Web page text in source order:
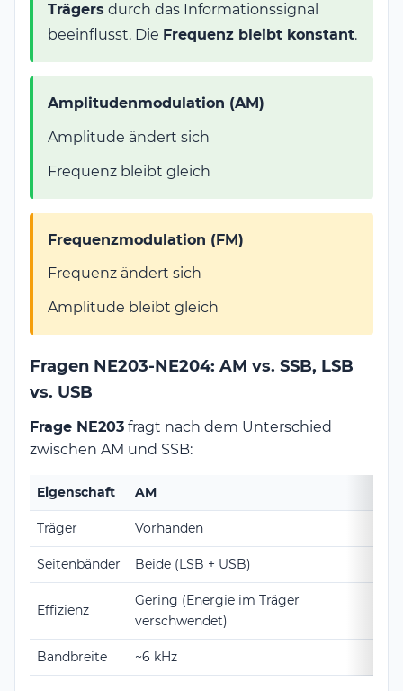
Trägers durch das Informationssignal
beeinflusst. Die Frequenz bleibt konstant.
Amplitudenmodulation (AM)
Amplitude ändert sich
Frequenz bleibt gleich
Frequenzmodulation (FM)
Frequenz ändert sich
Amplitude bleibt gleich
Fragen NE203-NE204: AM vs. SSB, LSB
vs. USB
Frage NE203 fragt nach dem Unterschied
zwischen AM und SSB:
Eigenschaft AM
Träger Vorhanden
Seitenbänder Beide (LSB + USB)
Effizienz
Gering (Energie im Träger
verschwendet)
Bandbreite ~6 kHz